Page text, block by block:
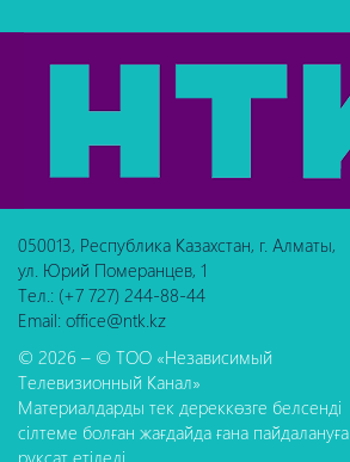
050013, Республика Казахстан, г. Алматы,
ул. Юрий Померанцев, 1
Тел.: (+7 727) 244-88-44
Email: office@ntk.kz
© 2026 – © ТОО «Независимый
Телевизионный Канал»
Материалдарды тек дереккөзге белсенді
сілтеме болған жағдайда ғана пайдалануға
рұқсат етіледі.